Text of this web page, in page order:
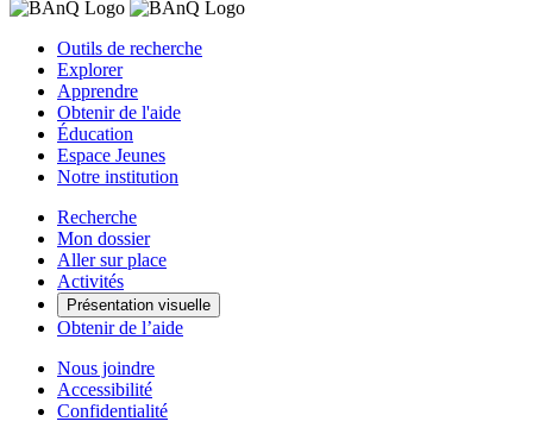
Outils de recherche
Explorer
Apprendre
Obtenir de l'aide
Éducation
Espace Jeunes
Notre institution
Recherche
Mon dossier
Aller sur place
Activités
Présentation visuelle
Obtenir de l’aide
Nous joindre
Accessibilité
Confidentialité